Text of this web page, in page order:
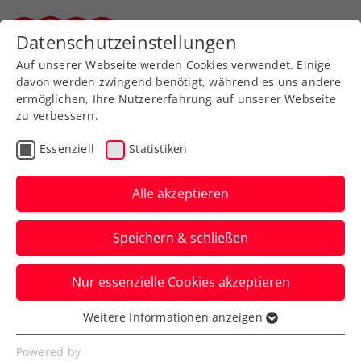
Zurück zur Newsübersicht
Rollstuhltennis
US Open: Taucher im
Halbfinale ausgeschieden
Das Rollstuhltennis-Nachwuchstalent war
bereits zum dritten Mal in Flushing
Meadows am Start.
Datenschutzeinstellungen
Auf unserer Webseite werden Cookies verwendet. Einige
davon werden zwingend benötigt, während es uns andere
ermöglichen, Ihre Nutzererfahrung auf unserer Webseite
zu verbessern.
Essenziell Statistiken
Alle akzeptieren
Speichern & schließen
Nur essenzielle Cookies akzeptieren
Essenziell
Essenzielle Cookies werden für grundlegende
Weitere Informationen anzeigen
Powered by